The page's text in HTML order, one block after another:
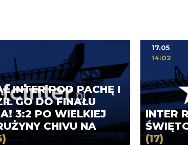
INTER POD PACHĘ I
GO DO FINAŁU
3:2 PO WIELKIEJ
CHIVU NA
INTER
(17)
17.05
14:02